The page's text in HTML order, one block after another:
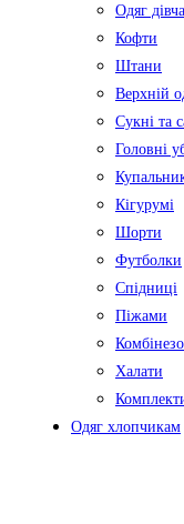
Одяг
Кофти
Штани
Верхній
Сукні та
Головні
Кігурумі
Шорти
Футболки
Спідниці
Піжами
Халати
Одяг хлопчикам